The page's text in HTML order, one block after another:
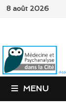
Passer
8 août 2026
MENU